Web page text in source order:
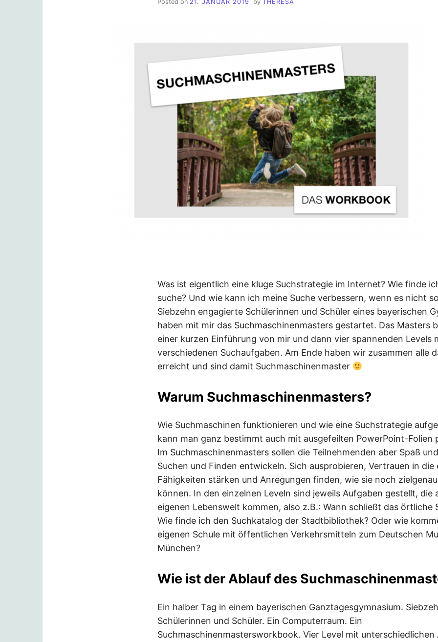
Posted on 21. JANUAR 2019 by THERESA
Was ist eigentlich eine kluge Suchstrategie im Internet? Wie finde
suche? Und wie kann ich meine Suche verbessern, wenn es nicht
Siebzehn engagierte Schülerinnen und Schüler eines bayerischen
haben mit mir das Suchmaschinenmasters gestartet. Das Masters
einer kurzen Einführung von mir und dann vier spannenden Levels
verschiedenen Suchaufgaben. Am Ende haben wir zusammen alle
erreicht und sind damit Suchmaschinenmaster
Warum Suchmaschinenmasters?
Wie Suchmaschinen funktionieren und wie eine Suchstrategie
kann man ganz bestimmt auch mit ausgefeilten PowerPoint-Folien
Im Suchmaschinenmasters sollen die Teilnehmenden aber Spaß
Suchen und Finden entwickeln. Sich ausprobieren, Vertrauen in die
Fähigkeiten stärken und Anregungen finden, wie sie noch
können. In den einzelnen Leveln sind jeweils Aufgaben gestellt, die
eigenen Lebenswelt kommen, also z.B.: Wann schließt das örtliche
Wie finde ich den Suchkatalog der Stadtbibliothek? Oder wie
eigenen Schule mit öffentlichen Verkehrsmitteln zum Deutschen
München?
Wie ist der Ablauf des
Ein halber Tag in einem bayerischen Ganztagesgymnasium.
Schülerinnen und Schüler. Ein Computerraum. Ein
Suchmaschinenmastersworkbook. Vier Level mit unterschiedlichen